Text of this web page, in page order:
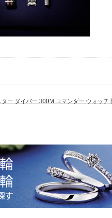
ー ダイバー 300M コマンダー ウォッチ